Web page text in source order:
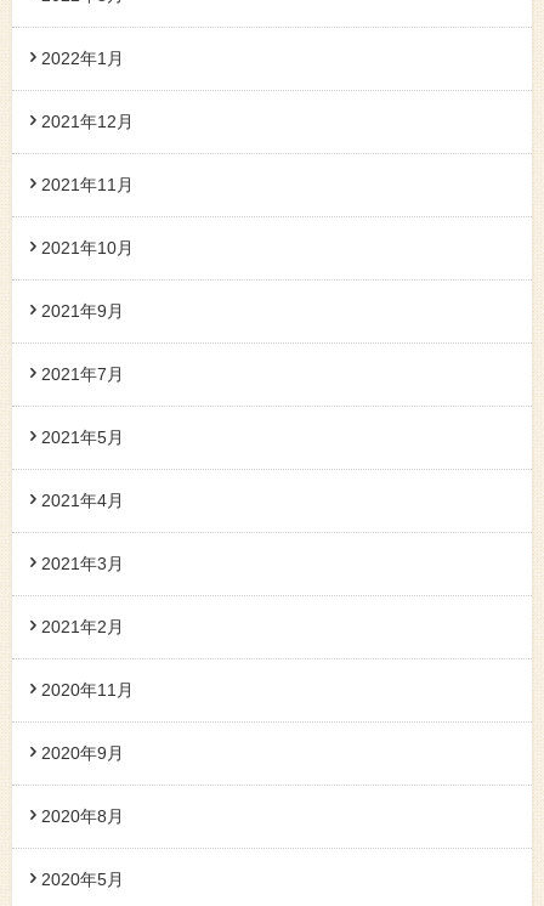
2022年1月
2021年12月
2021年11月
2021年10月
2021年9月
2021年7月
2021年5月
2021年4月
2021年3月
2021年2月
2020年11月
2020年9月
2020年8月
2020年5月